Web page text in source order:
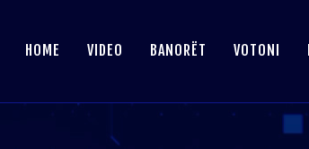
HOME VIDEO BANORËT VOTONI